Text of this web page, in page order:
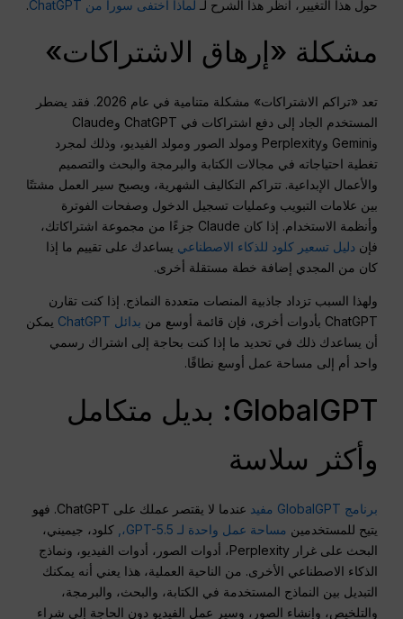
حول هذا التغيير، انظر هذا الشرح لـ لماذا اختفى سورا من ChatGPT .
مشكلة «إرهاق الاشتراكات»
تعد «تراكم الاشتراكات» مشكلة متنامية في عام 2026. فقد يضطر
المستخدم الجاد إلى دفع اشتراكات في ChatGPT وClaude
وGemini وPerplexity ومولد الصور ومولد الفيديو، وذلك لمجرد
تغطية احتياجاته في مجالات الكتابة والبرمجة والبحث والتصميم
والأعمال الإبداعية. تتراكم التكاليف الشهرية، ويصبح سير العمل مشتتًا
بين علامات التبويب وعمليات تسجيل الدخول وصفحات الفوترة
وأنظمة الاستخدام. إذا كان Claude جزءًا من مجموعة اشتراكاتك،
فإندليل تسعير كلود للذكاء الاصطناعي يساعدك على تقييم ما إذا
كان من المجدي إضافة خطة مستقلة أخرى.
ولهذا السبب تزداد جاذبية المنصات متعددة النماذج. إذا كنت تقارن
ChatGPT بأدوات أخرى، فإن قائمة أوسع من
بدائل ChatGPT
يمكن
أن يساعدك ذلك في تحديد ما إذا كنت بحاجة إلى اشتراك رسمي
واحد أم إلى مساحة عمل أوسع نطاقًا.
GlobalGPT: بديل متكامل
وأكثر سلاسة
برنامج GlobalGPT مفيد
عندما لا يقتصر عملك على ChatGPT. فهو
يتيح للمستخدمين مساحة عمل واحدة لـ GPT-5.5،,
كلود، جيميني،
البحث على غرار Perplexity، أدوات الصور، أدوات الفيديو، ونماذج
الذكاء الاصطناعي الأخرى. من الناحية العملية، هذا يعني أنه يمكنك
التبديل بين النماذج المستخدمة في الكتابة، والبحث، والبرمجة،
والتلخيص، وإنشاء الصور، وسير عمل الفيديو دون الحاجة إلى شراء